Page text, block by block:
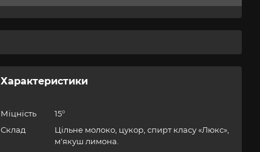
Характеристики
Міцність
15°
Склад
Цільне молоко, цукор, спирт класу «Люкс»,
м'якуш лимона.